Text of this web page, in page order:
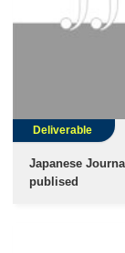
Deliverable
Japanese
publised